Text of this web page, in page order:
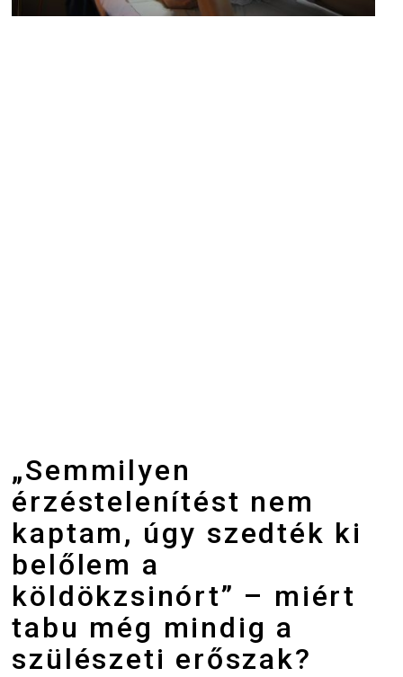
„Semmilyen
érzéstelenítést nem
kaptam, úgy szedték ki
belőlem a
köldökzsinórt” – miért
tabu még mindig a
szülészeti erőszak?